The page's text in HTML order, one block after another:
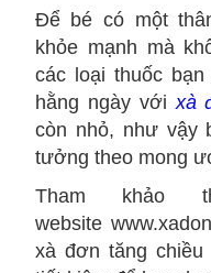
Để bé có một
khỏe mạnh mà
các loại thuốc
hằng ngày với xà
còn nhỏ, như vậy
tưởng theo mong
Tham khảo
website
xà đơn tăng